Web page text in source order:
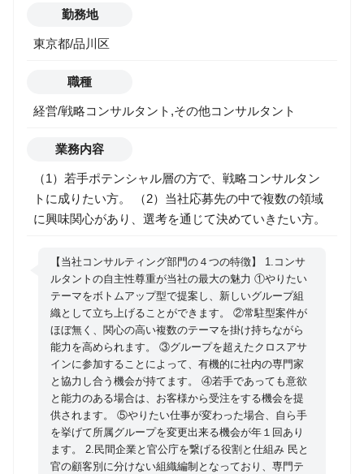
勤務地
東京都/品川区
職種
経営/戦略コンサルタント,その他コンサルタント
業務内容
（1）若手ポテンシャル層の方で、戦略コンサルタン
トに成りたい方。 （2）当社応募先の中で複数の領域
に興味関心があり、選考を通じて決めていきたい方。
【当社コンサルティング部門の４つの特徴】 1.コンサ
ルタントの自主性尊重が当社の最大の魅力 ①やりたい
テーマをボトムアップ型で提案し、新しいグループ組
織として立ち上げることができます。 ②常駐型案件が
ほぼ無く、関心の高い複数のテーマを掛け持ちながら
能力を高められます。 ③グループを超えたクロスアサ
インに参加することによって、有機的に社内の専門家
と協力し合う機会が持てます。 ④若手であっても意欲
と能力のある場合は、お客様から受注をする機会を提
供されます。 ⑤やりたい仕事が変わった場合、自ら手
を挙げて所属グループを変更出来る機会が年１回あり
ます。 2.民間企業と官公庁を繋げる役割と仕組み 民と
官の顧客別に分けない組織編制となっており、専門テ